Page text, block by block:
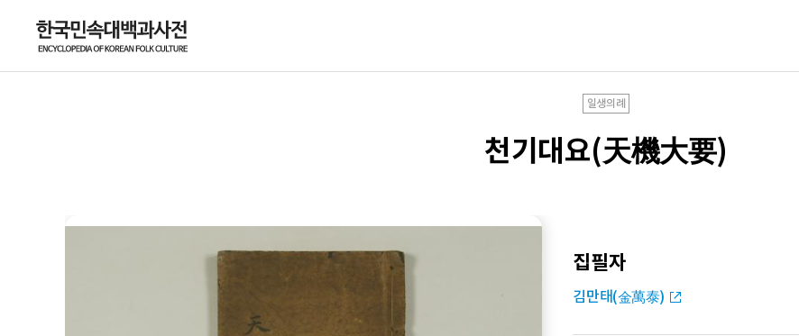
일생의례
천기대요(天機大要)
집필자
김만태(金萬泰)